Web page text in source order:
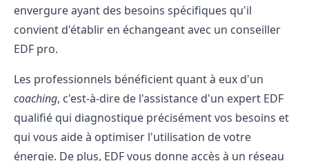
envergure ayant des besoins spécifiques qu'il
convient d'établir en échangeant avec un conseiller
EDF pro.
Les professionnels bénéficient quant à eux d'un
coaching, c'est-à-dire de l'assistance d'un expert EDF
qualifié qui diagnostique précisément vos besoins et
qui vous aide à optimiser l'utilisation de votre
énergie. De plus, EDF vous donne accès à un réseau